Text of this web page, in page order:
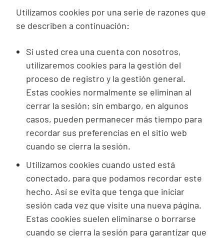
Utilizamos cookies por una serie de razones que
se describen a continuación:
Si usted crea una cuenta con nosotros,
utilizaremos cookies para la gestión del
proceso de registro y la gestión general.
Estas cookies normalmente se eliminan al
cerrar la sesión; sin embargo, en algunos
casos, pueden permanecer más tiempo para
recordar sus preferencias en el sitio web
cuando se cierra la sesión.
Utilizamos cookies cuando usted está
conectado, para que podamos recordar este
hecho. Así se evita que tenga que iniciar
sesión cada vez que visite una nueva página.
Estas cookies suelen eliminarse o borrarse
cuando se cierra la sesión para garantizar que